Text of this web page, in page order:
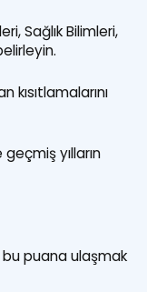
Sağlık Bilimleri,
kısıtlamalarını
geçmiş yılların
puana ulaşmak